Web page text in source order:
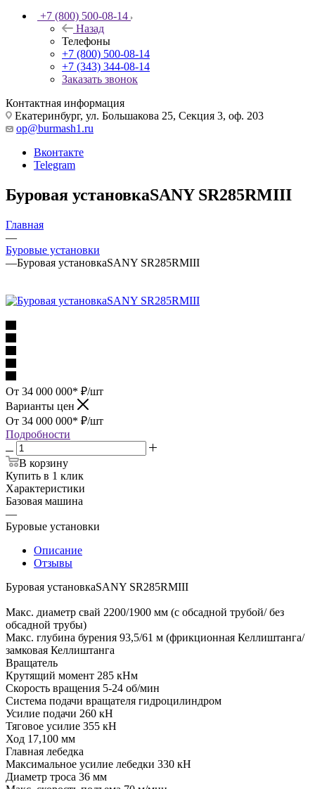
+7 (800) 500-08-14
Назад
Телефоны
+7 (800) 500-08-14
+7 (343) 344-08-14
Заказать звонок
Контактная информация
Екатеринбург, ул. Большакова 25, Секция 3, оф. 203
op@burmash1.ru
Вконтакте
Telegram
Буровая установкаSANY SR285RMIII
Главная
—
Буровые установки
—Буровая установкаSANY SR285RMIII
От 34 000 000* ₽/шт
Варианты цен
От 34 000 000* ₽/шт
Подробности
В корзину
Купить в 1 клик
Характеристики
Базовая машина
—
Буровые установки
Описание
Отзывы
Буровая установкаSANY SR285RMIII
Макс. диаметр свай 2200/1900 мм (с обсадной трубой/ без
обсадной трубы)
Макс. глубина бурения 93,5/61 м (фрикционная Келлиштанга/
замковая Келлиштанга
Вращатель
Крутящий момент 285 кНм
Скорость вращения 5-24 об/мин
Система подачи вращателя гидроцилиндром
Усилие подачи 260 кН
Тяговое усилие 355 кН
Ход 17,100 мм
Главная лебедка
Максимальное усилие лебедки 330 кН
Диаметр троса 36 мм